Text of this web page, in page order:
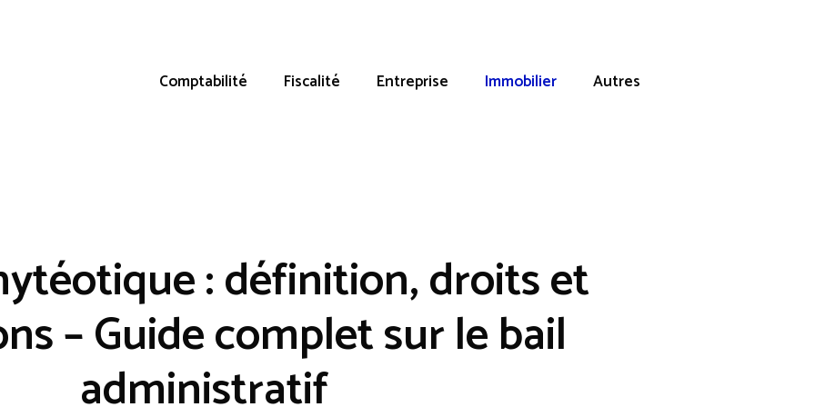
Comptabilité Fiscalité Entreprise Immobilier Autres
: définition, droits et
– Guide complet sur le bail
administratif